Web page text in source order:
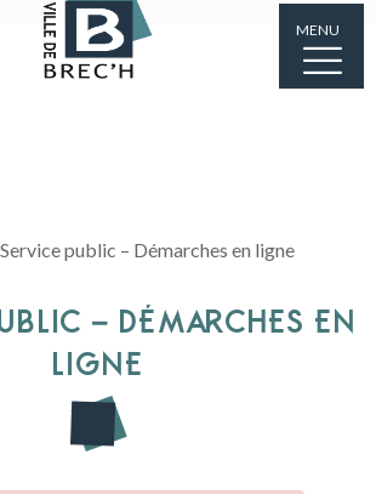
MENU
Service public – Démarches en ligne
– DÉMARCHES EN
LIGNE